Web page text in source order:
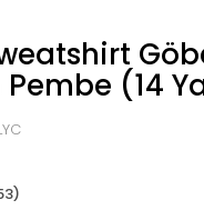
Pembe (14